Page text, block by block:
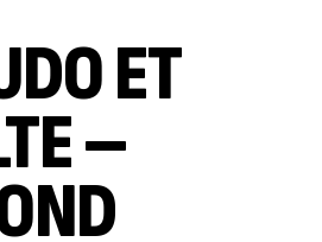
ET
–